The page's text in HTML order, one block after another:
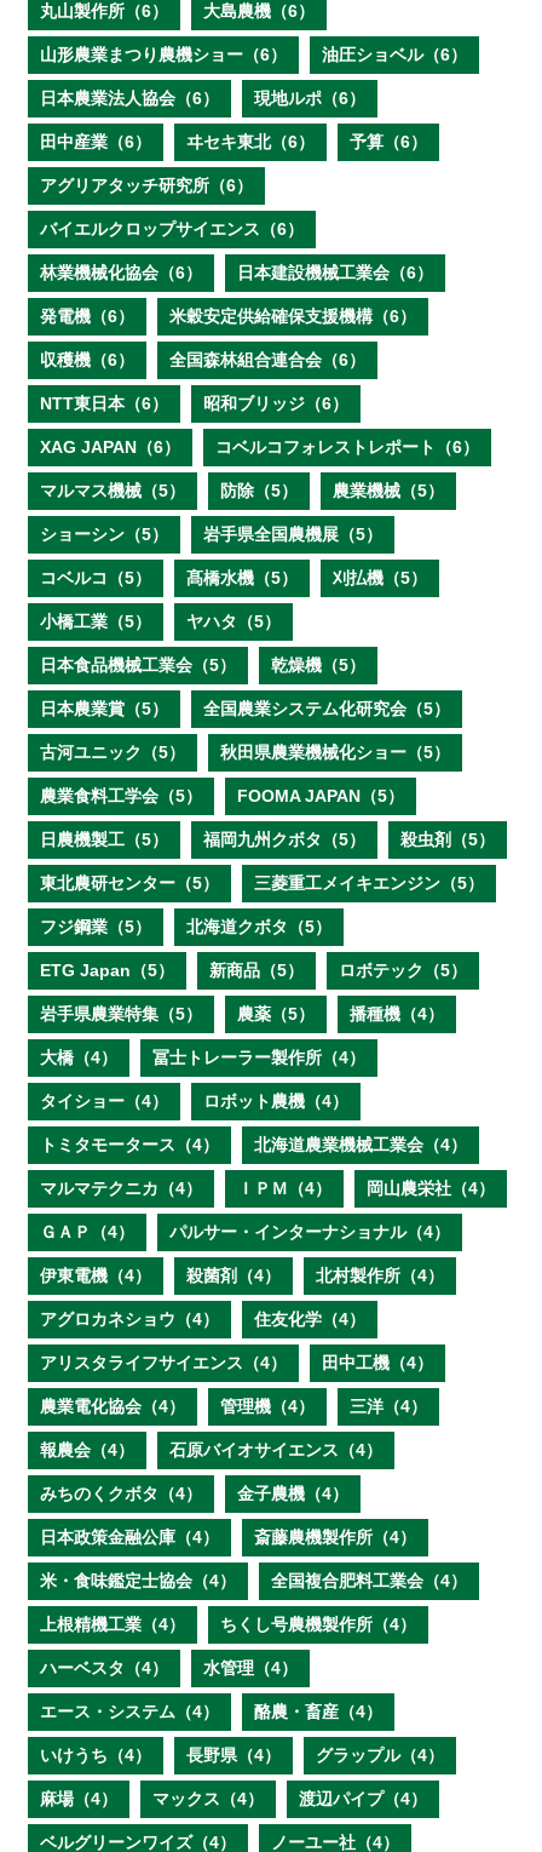
丸山製作所（6） 大島農機（6）
山形農業まつり農機ショー（6） 油圧ショベル（6）
日本農業法人協会（6） 現地ルポ（6）
田中産業（6） ヰセキ東北（6） 予算（6）
アグリアタッチ研究所（6）
バイエルクロップサイエンス（6）
林業機械化協会（6） 日本建設機械工業会（6）
発電機（6） 米穀安定供給確保支援機構（6）
収穫機（6） 全国森林組合連合会（6）
NTT東日本（6） 昭和ブリッジ（6）
XAG JAPAN（6） コベルコフォレストレポート（6）
マルマス機械（5） 防除（5） 農業機械（5）
ショーシン（5） 岩手県全国農機展（5）
コベルコ（5） 髙橋水機（5） 刈払機（5）
小橋工業（5） ヤハタ（5）
日本食品機械工業会（5） 乾燥機（5）
日本農業賞（5） 全国農業システム化研究会（5）
古河ユニック（5） 秋田県農業機械化ショー（5）
農業食料工学会（5） FOOMA JAPAN（5）
日農機製工（5） 福岡九州クボタ（5） 殺虫剤（5）
東北農研センター（5） 三菱重工メイキエンジン（5）
フジ鋼業（5） 北海道クボタ（5）
ETG Japan（5） 新商品（5） ロボテック（5）
岩手県農業特集（5） 農薬（5） 播種機（4）
大橋（4） 冨士トレーラー製作所（4）
タイショー（4） ロボット農機（4）
トミタモータース（4） 北海道農業機械工業会（4）
マルマテクニカ（4） ＩＰＭ（4） 岡山農栄社（4）
ＧＡＰ（4） パルサー・インターナショナル（4）
伊東電機（4） 殺菌剤（4） 北村製作所（4）
アグロカネショウ（4） 住友化学（4）
アリスタライフサイエンス（4） 田中工機（4）
農業電化協会（4） 管理機（4） 三洋（4）
報農会（4） 石原バイオサイエンス（4）
みちのくクボタ（4） 金子農機（4）
日本政策金融公庫（4） 斎藤農機製作所（4）
米・食味鑑定士協会（4） 全国複合肥料工業会（4）
上根精機工業（4） ちくし号農機製作所（4）
ハーベスタ（4） 水管理（4）
エース・システム（4） 酪農・畜産（4）
いけうち（4） 長野県（4） グラップル（4）
麻場（4） マックス（4） 渡辺パイプ（4）
ベルグリーンワイズ（4） ノーユー社（4）